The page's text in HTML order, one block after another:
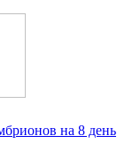
на 8 день